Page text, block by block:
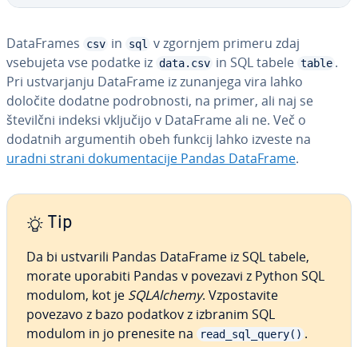
Da­ta­Fra­mes csv in sql
v zgornjem primeru zdaj
vsebujeta vse podatke iz data.csv in SQL tabele table .
Pri ustvar­ja­nju DataFrame iz zunanjega vira lahko
določite dodatne po­drob­no­sti, na primer, ali naj se
številčni indeksi vključijo v DataFrame ali ne. Več o
dodatnih ar­gu­men­tih obeh funkcij lahko izveste na
uradni strani do­ku­men­ta­ci­je Pandas DataFrame.
Tip
Da bi ustvarili Pandas DataFrame iz SQL tabele,
morate uporabiti Pandas v povezavi z Python SQL
modulom, kot je SQLAl­che­my. Vzpo­sta­vi­te
povezavo z bazo podatkov z izbranim SQL
modulom in jo prenesite na
read_sql_query() .